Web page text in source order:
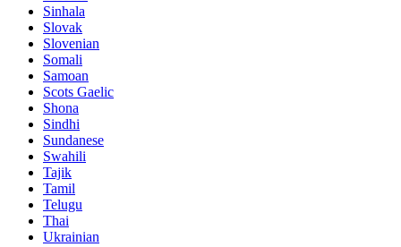
Sinhala
Slovak
Slovenian
Somali
Samoan
Scots Gaelic
Shona
Sindhi
Sundanese
Swahili
Tajik
Tamil
Telugu
Thai
Ukrainian